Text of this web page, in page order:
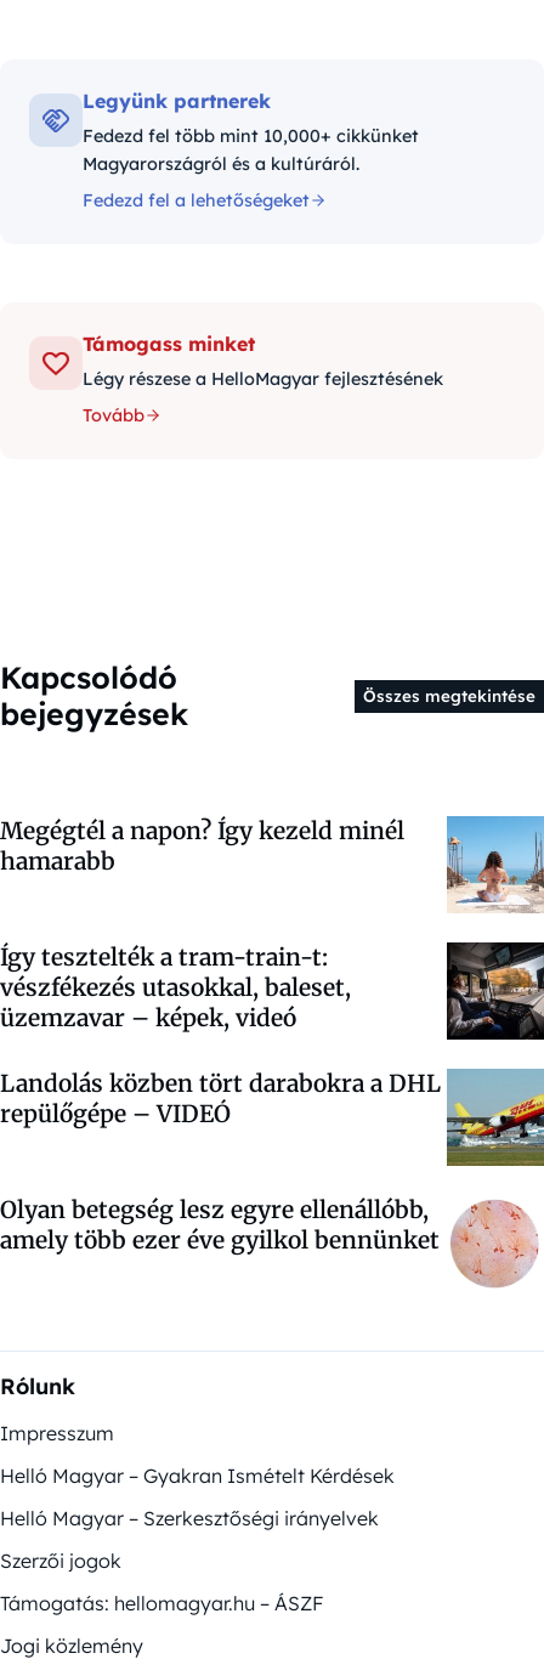
Legyünk partnerek
Fedezd fel több mint 10,000+ cikkünket
Magyarországról és a kultúráról.
Fedezd fel a lehetőségeket
Támogass minket
Légy részese a HelloMagyar fejlesztésének
Tovább
Kapcsolódó
bejegyzések
Összes megtekintése
Megégtél a napon? Így kezeld minél
hamarabb
Így tesztelték a tram-train-t:
vészfékezés utasokkal, baleset,
üzemzavar – képek, videó
Landolás közben tört darabokra a DHL
repülőgépe – VIDEÓ
Olyan betegség lesz egyre ellenállóbb,
amely több ezer éve gyilkol bennünket
Rólunk
Impresszum
Helló Magyar – Gyakran Ismételt Kérdések
Helló Magyar – Szerkesztőségi irányelvek
Szerzői jogok
Támogatás: hellomagyar.hu – ÁSZF
Jogi közlemény